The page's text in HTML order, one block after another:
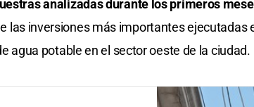
analizadas durante los primeros
las inversiones más importantes ejecutadas
agua potable en el sector oeste de la ciudad.